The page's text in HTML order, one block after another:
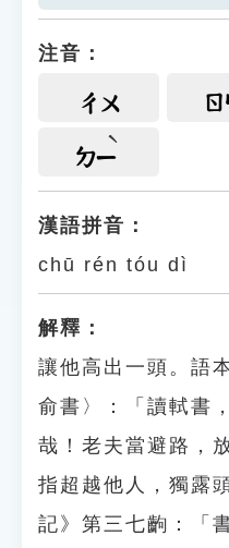
注音：
ㄔㄨ ㄖ
ㄉㄧ
漢語拼音：
chū rén tóu dì
解釋：
讓他高出一頭。語
俞書〉：「讀軾書
哉！老夫當避路，
指超越他人，獨露
記》第三七齣：「